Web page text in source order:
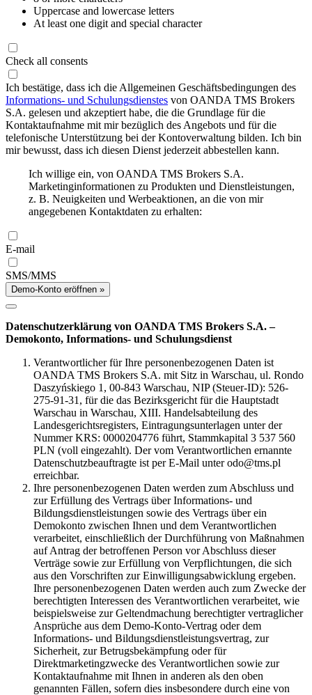
Uppercase and lowercase letters
At least one digit and special character
Check all consents
Ich bestätige, dass ich die Allgemeinen Geschäftsbedingungen des
Informations- und Schulungsdienstes von OANDA TMS Brokers
S.A. gelesen und akzeptiert habe, die die Grundlage für die
Kontaktaufnahme mit mir bezüglich des Angebots und für die
telefonische Unterstützung bei der Kontoverwaltung bilden. Ich bin
mir bewusst, dass ich diesen Dienst jederzeit abbestellen kann.
Ich willige ein, von OANDA TMS Brokers S.A.
Marketinginformationen zu Produkten und Dienstleistungen,
z. B. Neuigkeiten und Werbeaktionen, an die von mir
angegebenen Kontaktdaten zu erhalten:
E-mail
SMS/MMS
Demo-Konto eröffnen »
Datenschutzerklärung von OANDA TMS Brokers S.A. –
Demokonto, Informations- und Schulungsdienst
Verantwortlicher für Ihre personenbezogenen Daten ist
OANDA TMS Brokers S.A. mit Sitz in Warschau, ul. Rondo
Daszyńskiego 1, 00-843 Warschau, NIP (Steuer-ID): 526-
275-91-31, für die das Bezirksgericht für die Hauptstadt
Warschau in Warschau, XIII. Handelsabteilung des
Landesgerichtsregisters, Eintragungsunterlagen unter der
Nummer KRS: 0000204776 führt, Stammkapital 3 537 560
PLN (voll eingezahlt). Der vom Verantwortlichen ernannte
Datenschutzbeauftragte ist per E-Mail unter odo@tms.pl
erreichbar.
Ihre personenbezogenen Daten werden zum Abschluss und
zur Erfüllung des Vertrags über Informations- und
Bildungsdienstleistungen sowie des Vertrags über ein
Demokonto zwischen Ihnen und dem Verantwortlichen
verarbeitet, einschließlich der Durchführung von Maßnahmen
auf Antrag der betroffenen Person vor Abschluss dieser
Verträge sowie zur Erfüllung von Verpflichtungen, die sich
aus den Vorschriften zur Einwilligungsabwicklung ergeben.
Ihre personenbezogenen Daten werden auch zum Zwecke der
berechtigten Interessen des Verantwortlichen verarbeitet, wie
beispielsweise zur Geltendmachung berechtigter vertraglicher
Ansprüche aus dem Demo-Konto-Vertrag oder dem
Informations- und Bildungsdienstleistungsvertrag, zur
Sicherheit, zur Betrugsbekämpfung oder für
Direktmarketingzwecke des Verantwortlichen sowie zur
Kontaktaufnahme mit Ihnen in anderen als den oben
genannten Fällen, sofern dies insbesondere durch eine von